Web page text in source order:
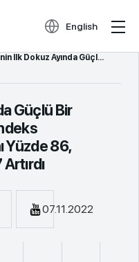
English
Güçlü Bir Performans Gösteren İndeks Bilgisayar, Net Satışlarını Yüzde 86,...
Güçlü Bir
Yüzde 86,
07.11.2022